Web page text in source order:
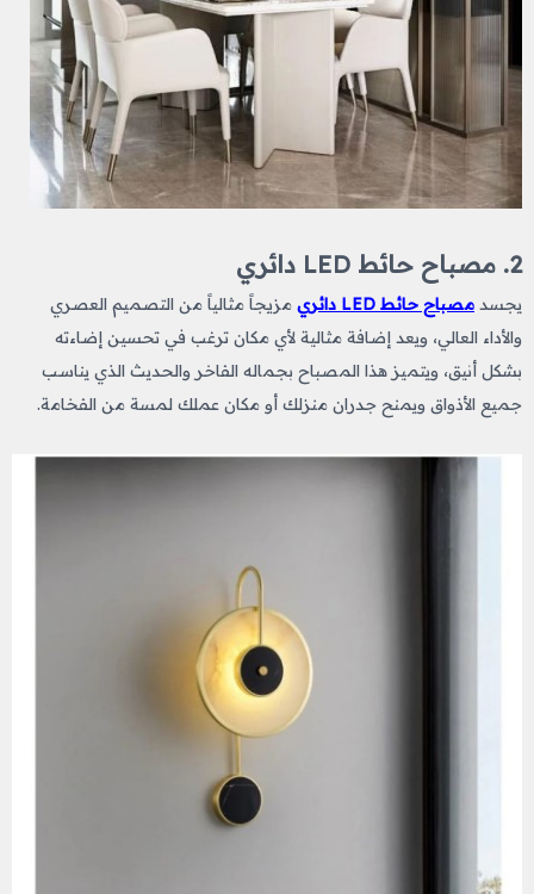
2. مصباح حائط LED دائري
يجسد مصباح حائط LED دائري
مزيجاً مثالياً من التصميم العصري
والأداء العالي، ويعد إضافة مثالية لأي مكان ترغب في تحسين إضاءته
بشكل أنيق، ويتميز هذا المصباح بجماله الفاخر والحديث الذي يناسب
جميع الأذواق ويمنح جدران منزلك أو مكان عملك لمسة من الفخامة.